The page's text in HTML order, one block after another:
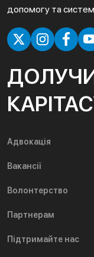
допомогу та
Адвокація
Вакансії
Волонтерство
Партнерам
Підтримайте нас